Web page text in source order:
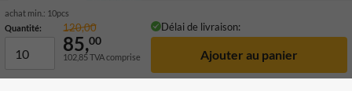
achat min.: 10pcs
Quantité:
120,00 Délai de livraison:
85,00
102,85TVA comprise
© 2026 TrafficSupply. Tous droits réservés.